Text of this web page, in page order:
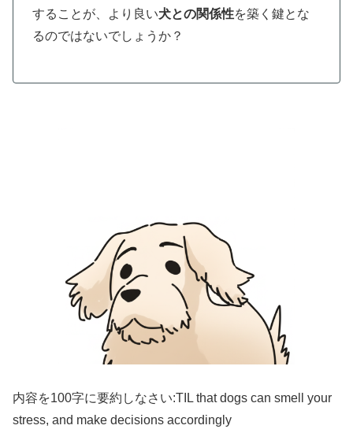
することが、より良い犬との関係性を築く鍵とな
るのではないでしょうか？
内容を100字に要約しなさい:TIL that dogs can smell your
stress, and make decisions accordingly